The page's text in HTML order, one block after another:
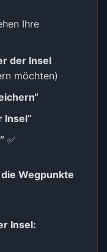
Ihre
der Insel
möchten)
Insel“
✅
die Wegpunkte
Insel: